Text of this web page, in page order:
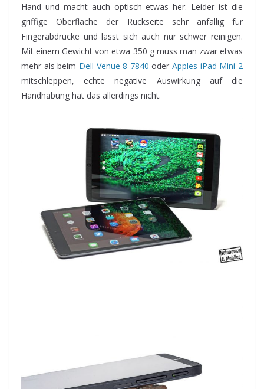
Hand und macht auch optisch etwas her. Leider ist die
griffige Oberfläche der Rückseite sehr anfällig für
Fingerabdrücke und lässt sich auch nur schwer reinigen.
Mit einem Gewicht von etwa 350 g muss man zwar etwas
mehr als beim Dell Venue 8 7840 oderApples iPad Mini 2
mitschleppen, echte negative Auswirkung auf die
Handhabung hat das allerdings nicht.